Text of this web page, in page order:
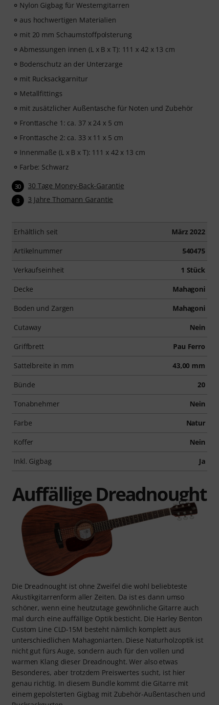
Nylon Gigbag für Westerngitarren
aus hochwertigen Materialien
mit 20 mm Schaumstoffpolsterung
Abmessungen innen (L x B x T): 111 x 42 x 13 cm
Bodenschutz an der Unterzarge
mit Rucksackgarnitur
Metallfittings
mit zusätzlicher Außentasche für Noten und Zubehör
Fronttasche 1: ca. 37 x 24 x 5 cm
Fronttasche 2: ca. 33 x 11 x 5 cm
Innenmaße (L x B x T): 111 x 42 x 13 cm
Farbe: Schwarz
30 30 Tage Money-Back-Garantie
3 3 Jahre Thomann Garantie
Erhältlich seit März 2022
Artikelnummer 540475
Verkaufseinheit 1 Stück
Decke Mahagoni
Boden und Zargen Mahagoni
Cutaway Nein
Griffbrett Pau Ferro
Sattelbreite in mm 43,00 mm
Bünde 20
Tonabnehmer Nein
Farbe Natur
Koffer Nein
Inkl. Gigbag Ja
Auffällige Dreadnought
Die Dreadnought ist ohne Zweifel die wohl beliebteste
Akustikgitarrenform aller Zeiten. Da ist es dann umso
schöner, wenn eine heutzutage gewöhnliche Gitarre auch
mal durch eine auffällige Optik besticht. Die Harley Benton
Custom Line CLD-15M besteht nämlich komplett aus
unterschiedlichen Mahagoniarten. Diese Naturholzoptik ist
nicht gut fürs Auge, sondern auch für den vollen und
warmen Klang dieser Dreadnought. Wer also etwas
Besonderes, aber trotzdem Preiswertes sucht, ist hier
genau richtig. In diesem Bundle kommt die Gitarre mit
einem gepolsterten Gigbag mit Zubehör-Außentaschen und